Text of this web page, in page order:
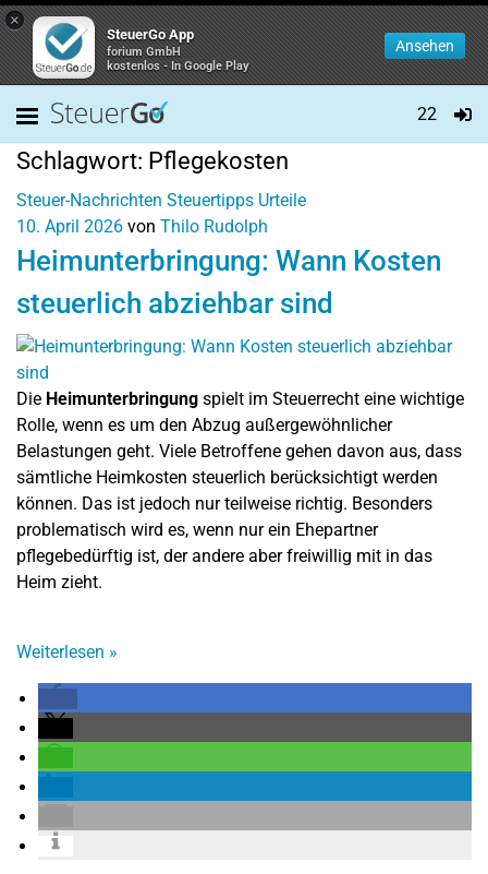
×
SteuerGo App
forium GmbH
kostenlos - In Google Play
Ansehen
22
Schlagwort: Pflegekosten
Steuer-Nachrichten Steuertipps Urteile
10. April 2026 von Thilo Rudolph
Heimunterbringung: Wann Kosten
steuerlich abziehbar sind
Die Heimunterbringung spielt im Steuerrecht eine wichtige
Rolle, wenn es um den Abzug außergewöhnlicher
Belastungen geht. Viele Betroffene gehen davon aus, dass
sämtliche Heimkosten steuerlich berücksichtigt werden
können. Das ist jedoch nur teilweise richtig. Besonders
problematisch wird es, wenn nur ein Ehepartner
pflegebedürftig ist, der andere aber freiwillig mit in das
Heim zieht.
Weiterlesen »